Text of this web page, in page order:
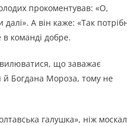
прокоментував: «О,
А він каже: «Так
команді добре.
що заважає
й Богдана Мороза, тому не
галушка», ніж